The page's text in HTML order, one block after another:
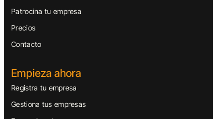
Patrocina tu empresa
Precios
Contacto
Empieza ahora
Registra tu empresa
Gestiona tus empresas